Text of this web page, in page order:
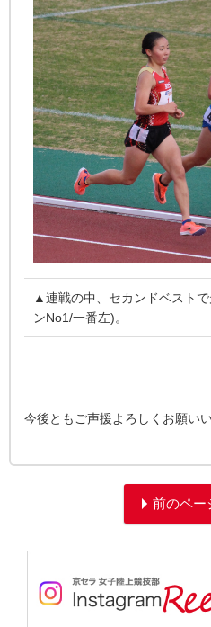
▲連戦の中、セカンドベスト
ンNo1/一番左)。
今後ともご声援よろしくお願い
前のペー